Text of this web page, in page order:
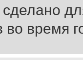
во время